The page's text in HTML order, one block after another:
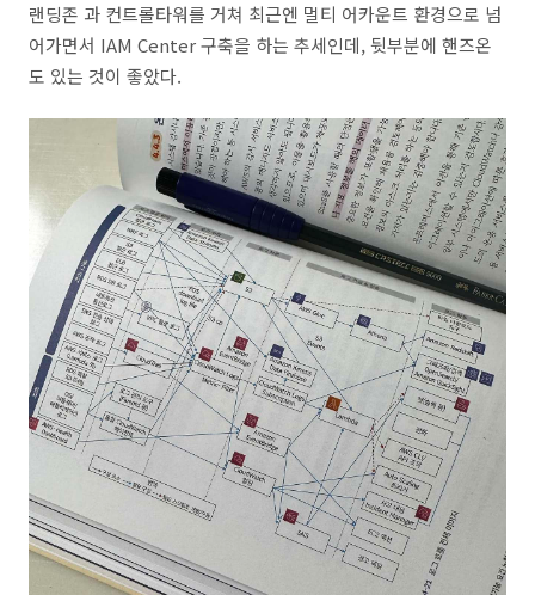
랜딩존 과 컨트롤타워를 거쳐 최근엔 멀티 어카운트 환경으로 넘
어가면서 IAM Center 구축을 하는 추세인데, 뒷부분에 핸즈온
도 있는 것이 좋았다.